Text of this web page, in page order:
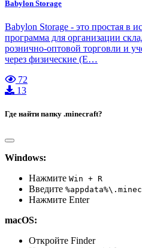
Babylon Storage
Babylon Storage - это простая в
программа для организации
рознично-оптовой торговли и
через физические (E…
72
13
Где найти папку .minecraft?
Windows:
Нажмите Win + R
Введите
Нажмите Enter
macOS:
Откройте Finder